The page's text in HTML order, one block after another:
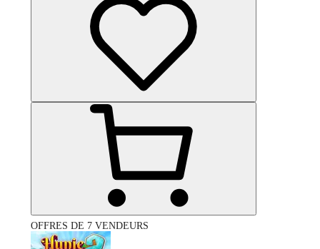
OFFRES DE 7 VENDEURS